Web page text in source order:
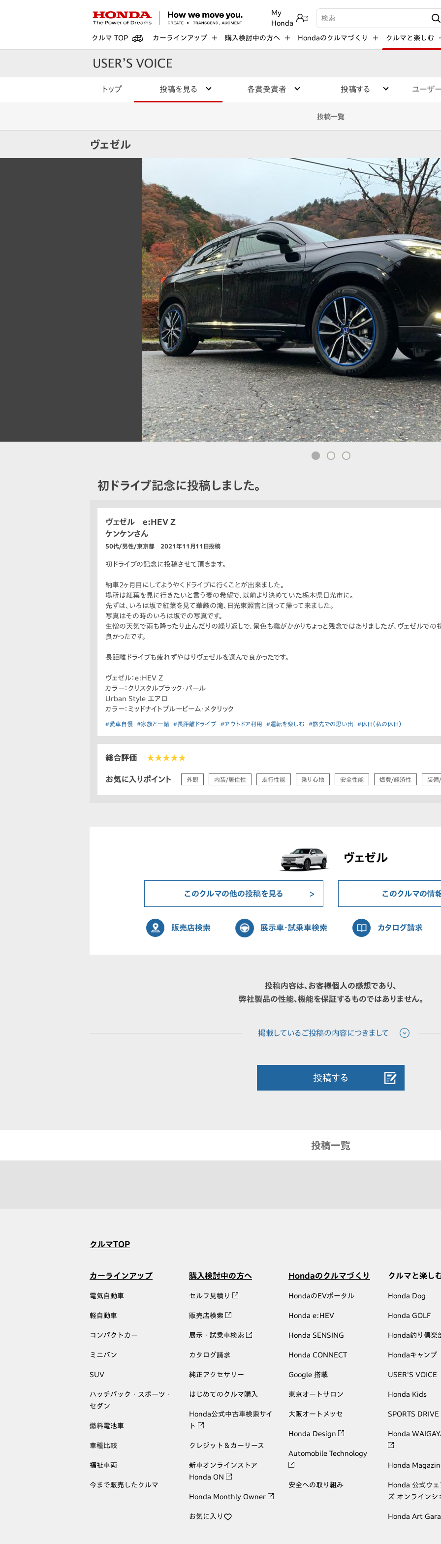
My
Honda
検索キーワード入力
クルマ TOP カーラインアップ 購入検討中の方へ Hondaのクルマづくり クルマと楽しむ
トップ 投稿を見る 各賞受賞者 投稿する ユーザ
投稿一覧
ヴェゼル
初ドライブ記念に投稿しました。
ヴェゼル e:HEV Z
ケンケンさん
50代/男性/東京都 2021年11月11日投稿
初ドライブの記念に投稿させて頂きます。
納車2ヶ月目にしてようやくドライブに行くことが出来ました。
場所は紅葉を見に行きたいと言う妻の希望で、以前より決めていた栃木県日光市に。
先ずは、いろは坂で紅葉を見て華厳の滝、日光東照宮と回って帰って来ました。
写真はその時のいろは坂での写真です。
生憎の天気で雨も降ったり止んだりの繰り返しで、景色も靄がかかりちょっと残念ではありましたが、ヴェゼルで
良かったです。
長距離ドライブも疲れずやはりヴェゼルを選んで良かったです。
ヴェゼル：e:HEV Z
カラー：クリスタルブラック・パール
Urban Style エアロ
カラー：ミッドナイトブルービーム・メタリック
#愛車自慢 #家族と一緒 #長距離ドライブ #アウトドア利用 #運転を楽しむ #旅先での思い出 #休日（私の休日）
総合評価 ★★★★★
お気に入りポイント 外観 内装/居住性 走行性能 乗り心地 安全性能 燃費/経済性 装備
ヴェゼル
このクルマの他の投稿を見る このクルマの情
販売店検索 展示車・試乗車検索 カタログ請求
投稿内容は、お客様個人の感想であり、
弊社製品の性能、機能を保証するものではありません。
投稿する
投稿一覧
クルマTOP
カーラインアップ
電気自動車
軽自動車
コンパクトカー
ミニバン
SUV
ハッチバック・スポーツ・
セダン
燃料電池車
車種比較
福祉車両
今まで販売したクルマ
購入検討中の方へ
セルフ見積り
販売店検索
展示・試乗車検索
カタログ請求
純正アクセサリー
はじめてのクルマ購入
Honda公式中古車検索サイ
ト
クレジット＆カーリース
新車オンラインストア
Honda ON
Honda Monthly Owner
お気に入り
Hondaのクルマづくり
HondaのEVポータル
Honda e:HEV
Honda SENSING
Honda CONNECT
Google 搭載
東京オートサロン
大阪オートメッセ
Honda Design
Automobile Technology
安全への取り組み
クルマと楽し
Honda Dog
Honda GOLF
Honda釣り倶楽
Hondaキャンプ
USER'S VOICE
Honda Kids
SPORTS DRIVE
Honda
Honda
Honda 公式ウェ
ズ オンラインシ
Honda Art